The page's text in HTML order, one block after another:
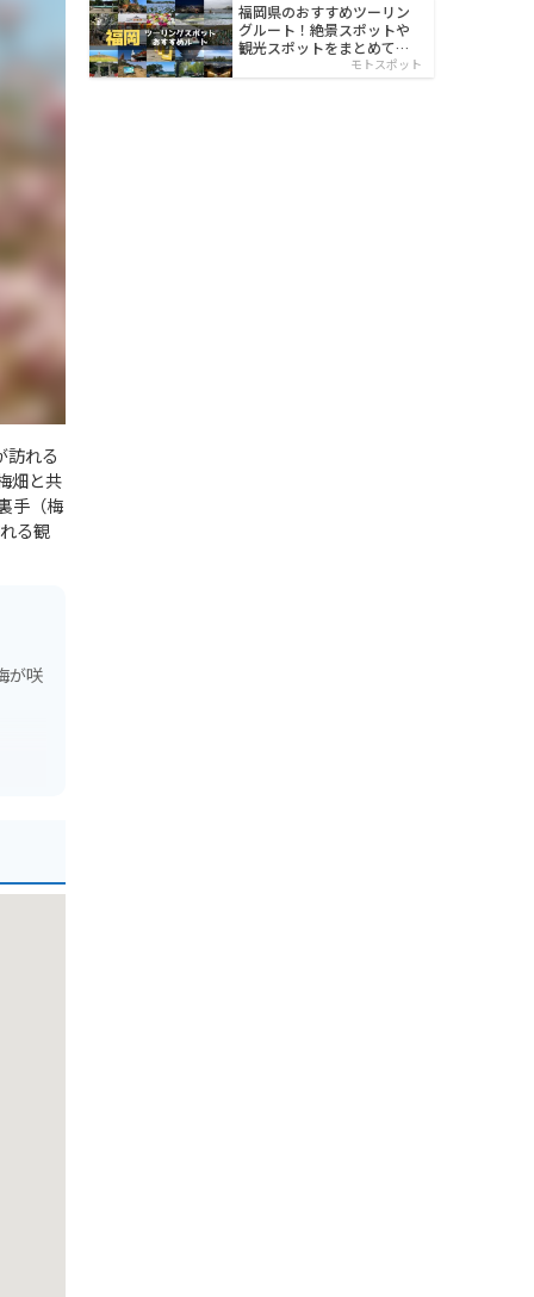
訪れる
畑と共
手（梅
る観
が咲
福岡県のおすすめツーリン
グルート！絶景スポットや
観光スポットをまとめて紹
モトスポット